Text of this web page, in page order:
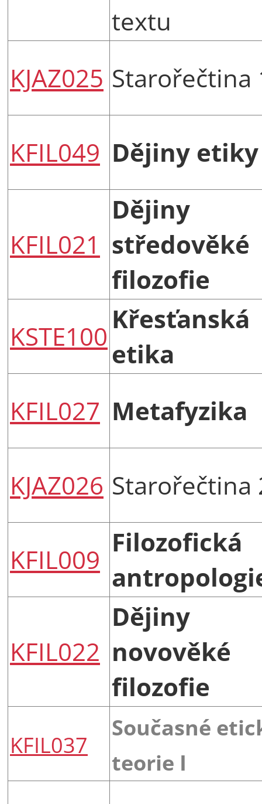
textu
KJAZ025 Starořečtina
KFIL049 Dějiny etiky
KFIL021
Dějiny
středověké
filozofie
KSTE100
Křesťanská
etika
KFIL027 Metafyzika
KJAZ026 Starořečtina
KFIL009
Filozofická
KFIL022
Dějiny
novověké
filozofie
KFIL037
Současné
teorie I